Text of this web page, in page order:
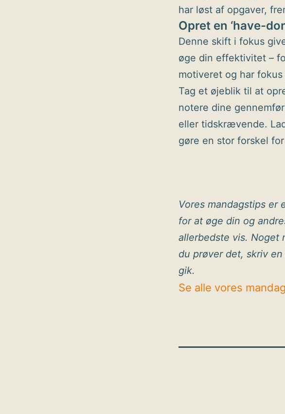
har løst af opgaver,
Opret en ‘have-
Denne skift i fokus
øge din effektivitet –
motiveret og har
Tag et øjeblik til at
notere dine
eller tidskrævende.
gøre en stor forskel
Vores mandagstips er
for at øge din og
allerbedste vis. Noget
du prøver det, skriv
gik.
Se alle vores